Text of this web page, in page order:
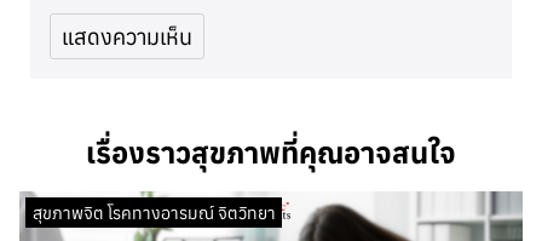
เรื่องราวสุขภาพที่คุณอาจสนใจ
สุขภาพจิต โรคทางอารมณ์ จิตวิทยา